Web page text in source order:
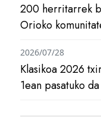
200 herritarrek
Orioko
Klasikoa 2026
1ean pasatuko
2026/07/28